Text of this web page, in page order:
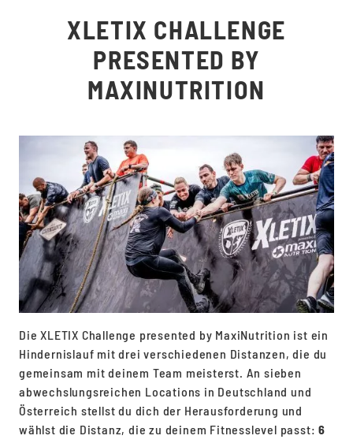
XLETIX CHALLENGE
PRESENTED BY
MAXINUTRITION
Die XLETIX Challenge presented by MaxiNutrition ist ein
Hindernislauf mit drei verschiedenen Distanzen, die du
gemeinsam mit deinem Team meisterst. An sieben
abwechslungsreichen Locations in Deutschland und
Österreich stellst du dich der Herausforderung und
wählst die Distanz, die zu deinem Fitnesslevel passt:6